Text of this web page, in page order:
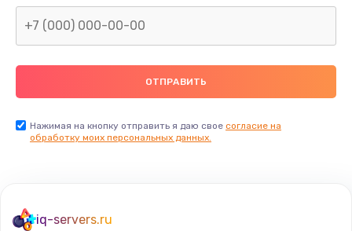
400 руб.
Заказать
Нажимая на кнопку отправить я даю свое согласие на
обработку моих персональных данных.
iq-servers.ru